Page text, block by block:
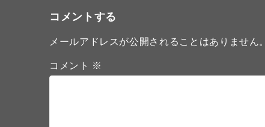
コメントする
メールアドレスが公開されることはありません。
コメント ※